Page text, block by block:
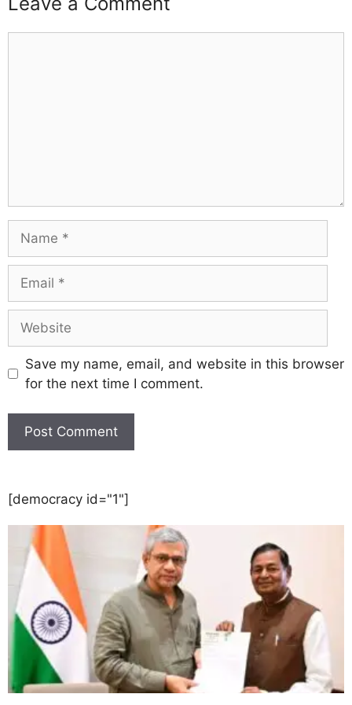
Save my name, email, and website in this browser
for the next time I comment.
[democracy id="1"]